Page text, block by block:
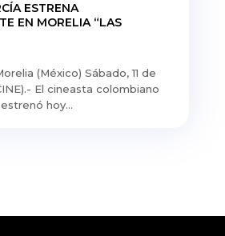
ESTRENA
EN MORELIA “LAS
(México) Sábado, 11 de
El cineasta colombiano
hoy...